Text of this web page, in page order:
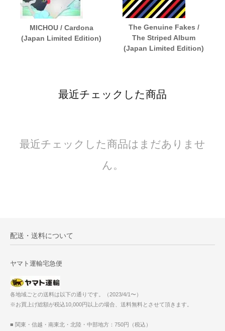
MICHOU / Cardona
(Japan Limited Edition)
The Genuine Fakes /
The Striped Album
(Japan Limited Edition)
最近チェックした商品
最近チェックした商品はまだありませ
ん。
配送・送料について
ヤマト運輸宅急便
各地域ごとの送料は以下の通りです。（2023/4/1〜）
※お買上げ総額が税込10,000円以上の場合、送料無料とさせて頂きます。
■ 関東・信越・南東北・北陸・中部地方：750円（税込）